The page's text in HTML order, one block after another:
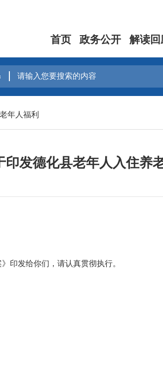
首页 政务公开 解读回
老年人福利
印发德化县老年人入住养
印发给你们，请认真贯彻执行。